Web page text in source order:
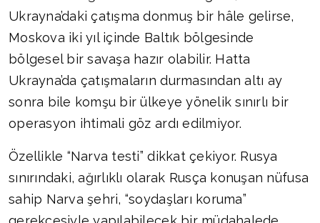
Ukrayna’daki çatışma donmuş bir hâle gelirse,
Moskova iki yıl içinde Baltık bölgesinde
bölgesel bir savaşa hazır olabilir. Hatta
Ukrayna’da çatışmaların durmasından altı ay
sonra bile komşu bir ülkeye yönelik sınırlı bir
operasyon ihtimali göz ardı edilmiyor.
Özellikle “Narva testi” dikkat çekiyor. Rusya
sınırındaki, ağırlıklı olarak Rusça konuşan nüfusa
sahip Narva şehri, “soydaşları koruma”